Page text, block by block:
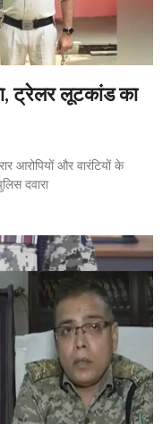
ट्रेलर लूटकांड का
आरोपियों और वारंटियों के
दवारा